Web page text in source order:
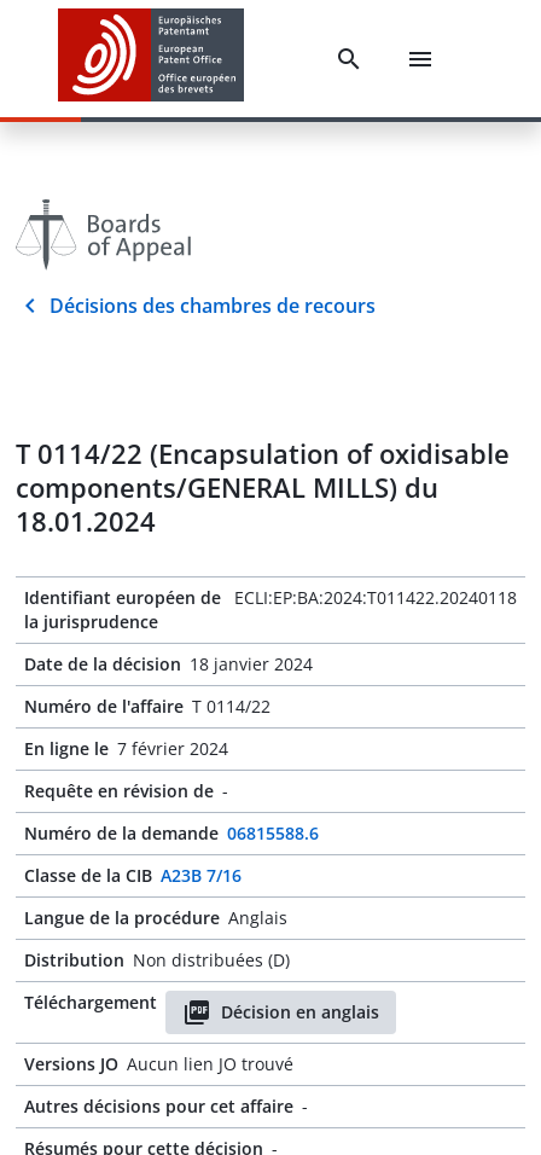
Décisions des chambres de recours
T 0114/22 (Encapsulation of oxidisable
components/GENERAL MILLS) du
18.01.2024
Identifiant européen de
la jurisprudence
ECLI:EP:BA:2024:T011422.20240118
Date de la décision 18 janvier 2024
Numéro de l'affaire T 0114/22
En ligne le 7 février 2024
Requête en révision de -
Numéro de la demande 06815588.6
Classe de la CIB A23B 7/16
Langue de la procédure Anglais
Distribution Non distribuées (D)
Téléchargement
Décision en anglais
Versions JO Aucun lien JO trouvé
Autres décisions pour cet affaire -
Résumés pour cette décision -